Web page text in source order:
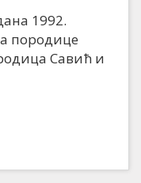
1992.
породице
Савић и